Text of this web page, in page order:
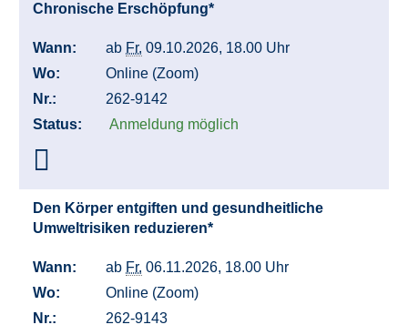
Chronische Erschöpfung*
Wann: ab Fr. 09.10.2026, 18.00 Uhr
Wo:
Online (Zoom)
Nr.:
262-9142
Status:
Anmeldung möglich
Den Körper entgiften und gesundheitliche
Umweltrisiken reduzieren*
Wann: ab Fr. 06.11.2026, 18.00 Uhr
Wo:
Online (Zoom)
Nr.:
262-9143